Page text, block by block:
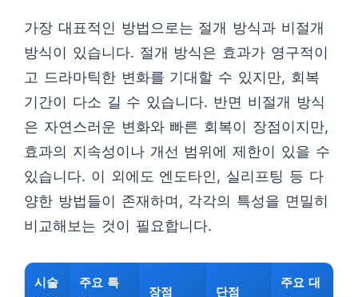
가장 대표적인 방법으로는 절개 방식과 비절개
방식이 있습니다. 절개 방식은 효과가 영구적이
고 드라마틱한 변화를 기대할 수 있지만, 회복
기간이 다소 길 수 있습니다. 반면 비절개 방식
은 자연스러운 변화와 빠른 회복이 장점이지만,
효과의 지속성이나 개선 범위에 제한이 있을 수
있습니다. 이 외에도 엔도타인, 실리프팅 등 다
양한 방법들이 존재하며, 각각의 특성을 면밀히
비교해보는 것이 필요합니다.
시술
주요 특
장점 단점
주요 대